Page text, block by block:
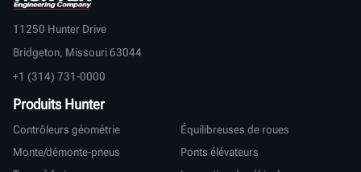
11250 Hunter Drive
Bridgeton, Missouri 63044
+1 (314) 731-0000
Produits Hunter
Contrôleurs géométrie
Équilibreuses de roues
Monte/démonte-pneus
Ponts élévateurs